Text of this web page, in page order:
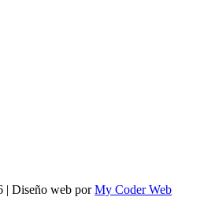
| Diseño web porMy Coder Web